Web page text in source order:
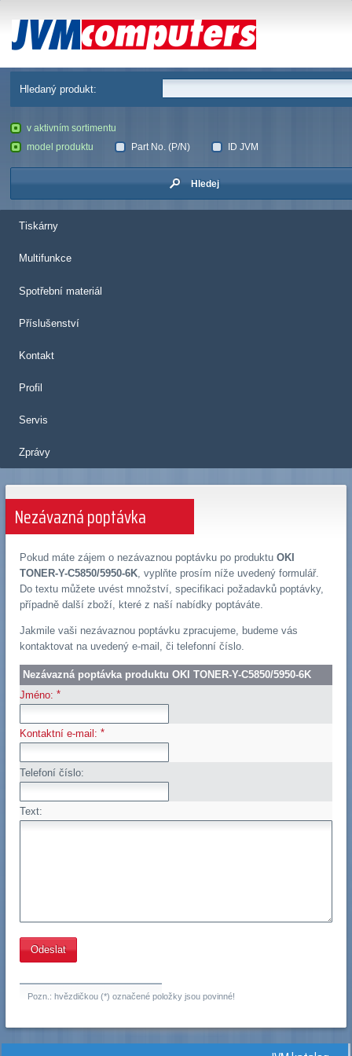
JVM Computers
Hledaný produkt:
v aktivním sortimentu
model produktu
Part No. (P/N) ID JVM
Hledej
Tiskárny
Multifunkce
Spotřební materiál
Příslušenství
Kontakt
Profil
Servis
Zprávy
Nezávazná poptávka
Pokud máte zájem o nezávaznou poptávku po produktu OKI
TONER-Y-C5850/5950-6K, vyplňte prosím níže uvedený formulář.
Do textu můžete uvést množství, specifikaci požadavků poptávky,
případně další zboží, které z naší nabídky poptáváte.
Jakmile vaši nezávaznou poptávku zpracujeme, budeme vás
kontaktovat na uvedený e-mail, či telefonní číslo.
Nezávazná poptávka produktu OKI TONER-Y-C5850/5950-6K
Jméno: *
Kontaktní e-mail: *
Telefoní číslo:
Text:
Pozn.: hvězdičkou (*) označené položky jsou povinné!